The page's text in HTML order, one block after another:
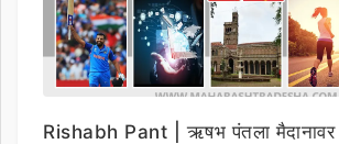
Rishabh Pant | ऋषभ पंतला मैदानावर